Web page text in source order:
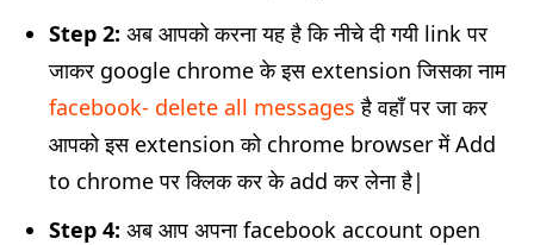
Step 2: अब आपको करना यह है कि नीचे दी गयी link पर
जाकर google chrome के इस extension जिसका नाम
facebook- delete all messages है वहाँ पर जा कर
आपको इस extension को chrome browser में Add
to chrome पर क्लिक कर के add कर लेना है|
Step 4: अब आप अपना facebook account open